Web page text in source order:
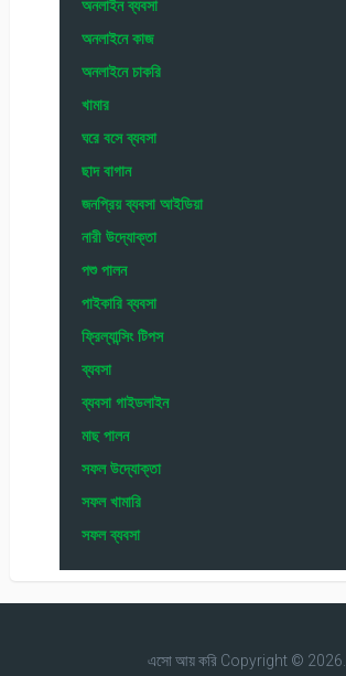
অনলাইন ব্যবসা
অনলাইনে কাজ
অনলাইনে চাকরি
খামার
ঘরে বসে ব্যবসা
ছাদ বাগান
জনপ্রিয় ব্যবসা আইডিয়া
নারী উদ্যোক্তা
পশু পালন
পাইকারি ব্যবসা
ফ্রিল্যান্সিং টিপস
ব্যবসা
ব্যবসা গাইডলাইন
মাছ পালন
সফল উদ্যোক্তা
সফল খামারি
সফল ব্যবসা
এসো আয় করিCopyright © 2026.